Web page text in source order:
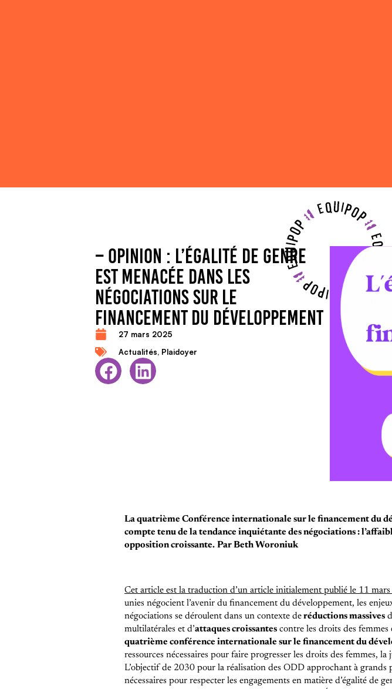
– OPINION : L’ÉGALITÉ DE GENRE
EST MENACÉE DANS LES
NÉGOCIATIONS SUR LE
FINANCEMENT DU DÉVELOPPEMENT
27 mars 2025
Actualités, Plaidoyer
La quatrième Conférence internationale sur le financement du
compte tenu de la tendance inquiétante des négociations :
opposition croissante. Par Beth Woroniuk
Cet article est la traduction d’un article initialement publié le 11
unies négocient l’avenir du financement du développement, les
négociations se déroulent dans un contexte deréductions massives
multilatérales et d’attaques croissantes contre les droits des
quatrième conférence internationale sur le financement du
ressources nécessaires pour faire progresser les droits des femmes, la
L’objectif de 2030 pour la réalisation des ODD approchant à grands
nécessaires pour respecter les engagements en matière d’égalité de